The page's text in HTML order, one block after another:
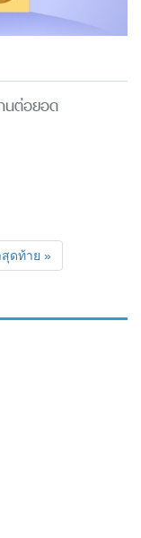
นต่อยอด
ดท้าย »